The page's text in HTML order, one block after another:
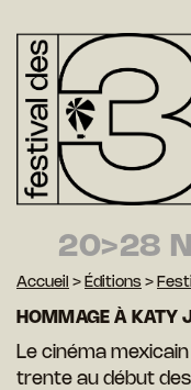
20>28
Accueil > Éditions >
HOMMAGE À KATY
Le cinéma
trente au début